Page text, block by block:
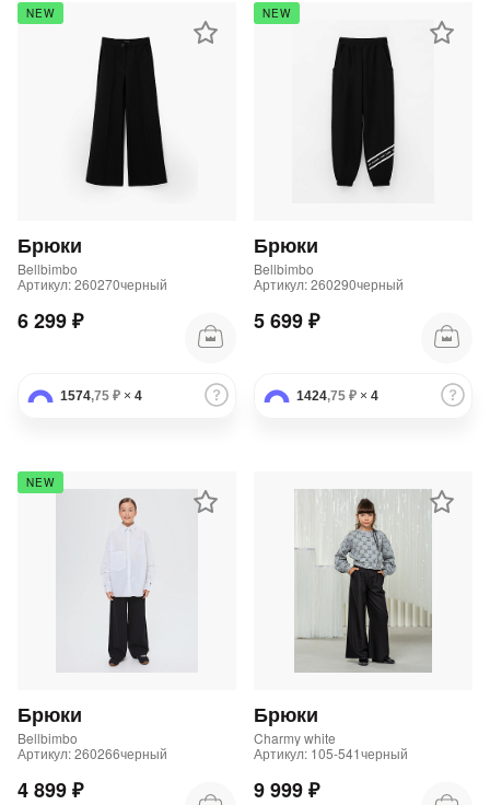
NEW
Брюки
Bellbimbo
Артикул: 260270черный
6 299 ₽
1574,75 ₽ × 4
NEW
Брюки
Bellbimbo
Артикул: 260290черный
5 699 ₽
1424,75 ₽ × 4
NEW
Брюки
Bellbimbo
Артикул: 260266черный
4 899 ₽
Брюки
Charmy white
Артикул: 105-541черный
9 999 ₽